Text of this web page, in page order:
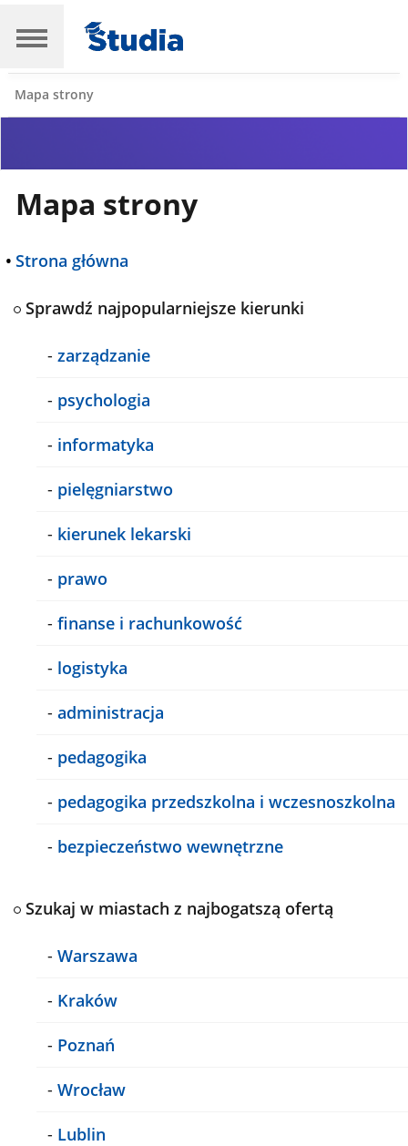
Mapa strony
Mapa strony
• Strona główna
Sprawdź najpopularniejsze kierunki
- zarządzanie
- psychologia
- informatyka
- pielęgniarstwo
- kierunek lekarski
- prawo
- finanse i rachunkowość
- logistyka
- administracja
- pedagogika
- pedagogika przedszkolna i wczesnoszkolna
- bezpieczeństwo wewnętrzne
Szukaj w miastach z najbogatszą ofertą
- Warszawa
- Kraków
- Poznań
- Wrocław
- Lublin